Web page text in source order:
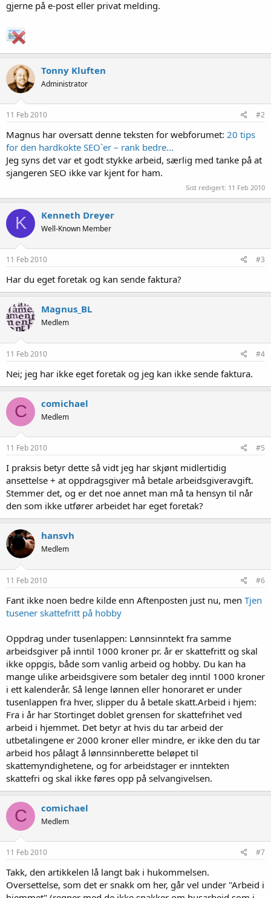
gjerne på e-post eller privat melding.
Tonny Kluften
Administrator
11 Feb 2010 #2
Magnus har oversatt denne teksten for webforumet: 20 tips
for den hardkokte SEO`er – rank bedre...
Jeg syns det var et godt stykke arbeid, særlig med tanke på at
sjangeren SEO ikke var kjent for ham.
Sist redigert: 11 Feb 2010
K Kenneth Dreyer
Well-Known Member
11 Feb 2010 #3
Har du eget foretak og kan sende faktura?
Magnus_BL
Medlem
11 Feb 2010 #4
Nei; jeg har ikke eget foretak og jeg kan ikke sende faktura.
C comichael
Medlem
11 Feb 2010 #5
I praksis betyr dette så vidt jeg har skjønt midlertidig
ansettelse + at oppdragsgiver må betale arbeidsgiveravgift.
Stemmer det, og er det noe annet man må ta hensyn til når
den som ikke utfører arbeidet har eget foretak?
hansvh
Medlem
11 Feb 2010 #6
Fant ikke noen bedre kilde enn Aftenposten just nu, men Tjen
tusener skattefritt på hobby
Oppdrag under tusenlappen: Lønnsinntekt fra samme
arbeidsgiver på inntil 1000 kroner pr. år er skattefritt og skal
ikke oppgis, både som vanlig arbeid og hobby. Du kan ha
mange ulike arbeidsgivere som betaler deg inntil 1000 kroner
i ett kalenderår. Så lenge lønnen eller honoraret er under
tusenlappen fra hver, slipper du å betale skatt.Arbeid i hjem:
Fra i år har Stortinget doblet grensen for skattefrihet ved
arbeid i hjemmet. Det betyr at hvis du tar arbeid der
utbetalingene er 2000 kroner eller mindre, er ikke den du tar
arbeid hos pålagt å lønnsinnberette beløpet til
skattemyndighetene, og for arbeidstager er inntekten
skattefri og skal ikke føres opp på selvangivelsen.
C comichael
Medlem
11 Feb 2010 #7
Takk, den artikkelen lå langt bak i hukommelsen.
Oversettelse, som det er snakk om her, går vel under "Arbeid i